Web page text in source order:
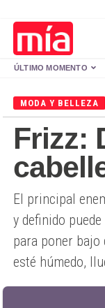
ÚLTIMO MOMENTO
MODA Y BELLEZA
Frizz:
El principal
y definido
para poner
esté húmedo,